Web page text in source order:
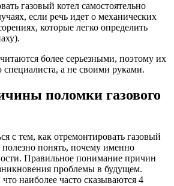
газовый котел самостоятельно
если речь идет о механических
которые легко определить
более серьезными, поэтому их
а не своими руками.
поломки газового
с тем, как отремонтировать газовый
понять, почему именно
Правильное понимание причин
проблемы в будущем.
наиболее часто сказываются 4